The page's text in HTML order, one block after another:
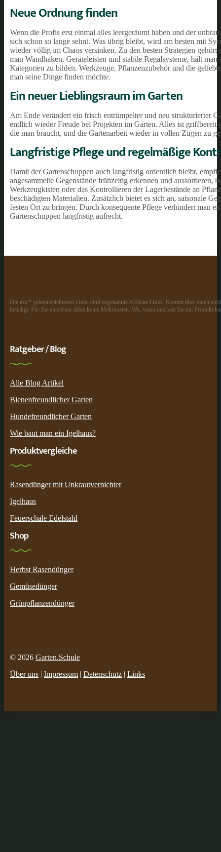
Neue Ordnung finden
Wenn die Profis erst einmal alles leergeräumt haben und der
sich schon so lange sehnt. Was übrig bleibt, wird am besten mit
wieder völlig im Chaos versinken. Zu den besten Strategien
man Wandhaken, Geräteleisten und stabile Regalsysteme, hält
Kategorien zu bilden. Werkzeuge, Pflanzenzubehör und die
man seine Dinge finden möchte.
Ein neuer Lieblingsraum im Garten
Am Ende verändert ein frisch entrümpelter und neu strukturierter
endlich wieder Freude bei Projekten im Garten. Alles ist
die man braucht, und die Gartenarbeit wieder in vollen Zügen zu
Langfristige Pflege und regelmäßige
Damit der Gartenschuppen auch langfristig ordentlich bleibt,
angesammelte Gegenstände frühzeitig erkennen und
Werkzeugkisten oder das Kontrollieren der Lagerbestände an
beschädigten Materialien. Zusätzlich bietet es sich an, saisonale
festen Ort zu bringen. Durch konsequente Pflege verhindert man
Gartenschuppen langfristig aufrecht.
Die mit * gekennzeichneten Links sind sogenannte Affiliate Links. Kommt über einen
beteiligt. Für Sie entstehen dabei keine Mehrkosten. Wo, wann und wie Sie ein Produkt
Ratgeber / Blog
Alle Blog Artikel
Bienenfreundlicher Garten
Hundefreundlicher Garten
Wie baut man ein Igelhaus?
Produktvergleiche
Rasendünger mit Unkrautvernichter
Igelhaus
Feuerschale Edelstahl
Shop
Herbst Rasendünger
Gemüsedünger
Grünpflanzendünger
© 2026 Garten.Schule
Über uns | Impressum | Datenschutz | Links